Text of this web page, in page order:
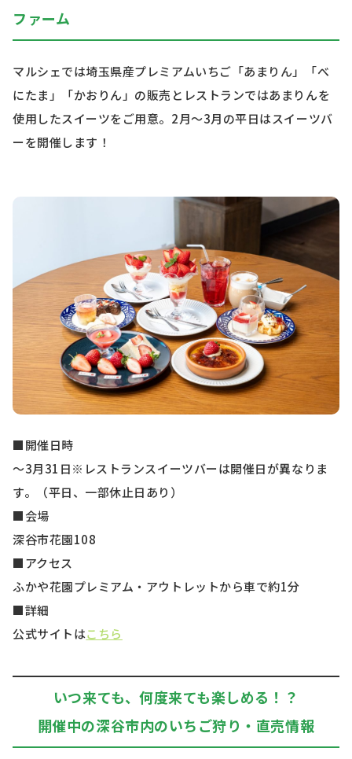
ファーム
マルシェでは埼玉県産プレミアムいちご「あまりん」「べ
にたま」「かおりん」の販売とレストランではあまりんを
使用したスイーツをご用意。2月～3月の平日はスイーツバ
ーを開催します！
■開催日時
～3月31日※レストランスイーツバーは開催日が異なりま
す。（平日、一部休止日あり）
■会場
深谷市花園108
■アクセス
ふかや花園プレミアム・アウトレットから車で約1分
■詳細
公式サイトはこちら
いつ来ても、何度来ても楽しめる！？
開催中の深谷市内のいちご狩り・直売情報